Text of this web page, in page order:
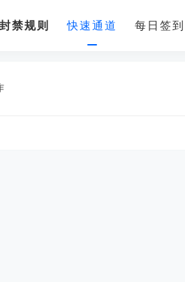
封禁规则 快速通道 每日签到